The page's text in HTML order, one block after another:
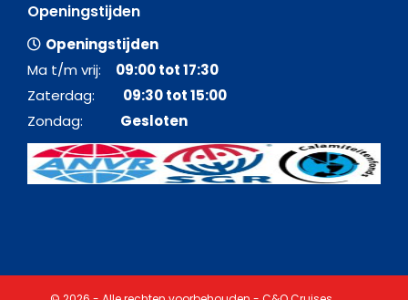
Openingstijden
Openingstijden
Ma t/m vrij: 09:00 tot 17:30
Zaterdag: 09:30 tot 15:00
Zondag: Gesloten